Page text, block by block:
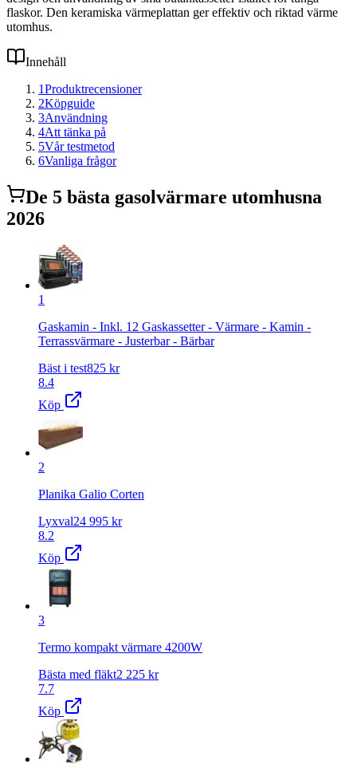
flaskor. Den keramiska värmeplattan ger effektiv och riktad värme
utomhus.
Innehåll
1Produktrecensioner
2Köpguide
3Användning
4Att tänka på
5Vår testmetod
6Vanliga frågor
De 5 bästa gasolvärmare utomhusna
2026
1
Gaskamin - Inkl. 12 Gaskassetter - Värmare - Kamin -
Terrassvärmare - Justerbar - Bärbar
Bäst i test825 kr
8.4
Köp
2
Planika Galio Corten
Lyxval24 995 kr
8.2
Köp
3
Termo kompakt värmare 4200W
Bästa med fläkt2 225 kr
7.7
Köp